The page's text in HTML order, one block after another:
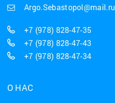
Argo.Sebastopol@mail.ru
+7 (978) 828-47-35
+7 (978) 828-47-43
+7 (978) 828-47-34
О НАС